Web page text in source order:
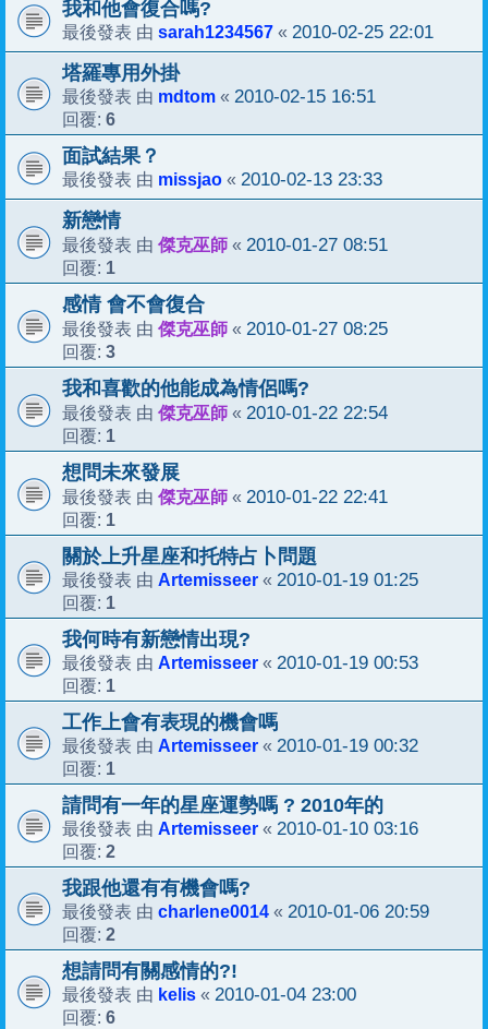
我和他會復合嗎?
最後發表 由 sarah1234567 « 2010-02-25 22:01
塔羅專用外掛
最後發表 由 mdtom « 2010-02-15 16:51
回覆: 6
面試結果？
最後發表 由 missjao « 2010-02-13 23:33
新戀情
最後發表 由 傑克巫師 « 2010-01-27 08:51
回覆: 1
感情 會不會復合
最後發表 由 傑克巫師 « 2010-01-27 08:25
回覆: 3
我和喜歡的他能成為情侶嗎?
最後發表 由 傑克巫師 « 2010-01-22 22:54
回覆: 1
想問未來發展
最後發表 由 傑克巫師 « 2010-01-22 22:41
回覆: 1
關於上升星座和托特占卜問題
最後發表 由 Artemisseer « 2010-01-19 01:25
回覆: 1
我何時有新戀情出現?
最後發表 由 Artemisseer « 2010-01-19 00:53
回覆: 1
工作上會有表現的機會嗎
最後發表 由 Artemisseer « 2010-01-19 00:32
回覆: 1
請問有一年的星座運勢嗎 ? 2010年的
最後發表 由 Artemisseer « 2010-01-10 03:16
回覆: 2
我跟他還有有機會嗎?
最後發表 由 charlene0014 « 2010-01-06 20:59
回覆: 2
想請問有關感情的?!
最後發表 由 kelis « 2010-01-04 23:00
回覆: 6